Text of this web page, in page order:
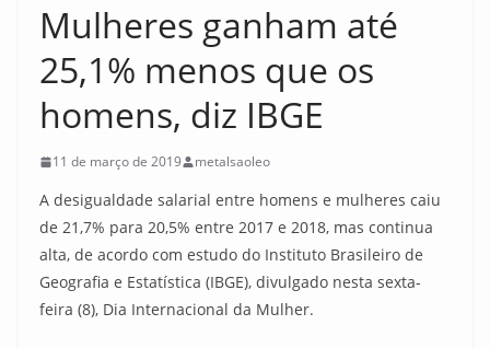
Mulheres ganham até
25,1% menos que os
homens, diz IBGE
11 de março de 2019 metalsaoleo
A desigualdade salarial entre homens e mulheres caiu
de 21,7% para 20,5% entre 2017 e 2018, mas continua
alta, de acordo com estudo do Instituto Brasileiro de
Geografia e Estatística (IBGE), divulgado nesta sexta-
feira (8), Dia Internacional da Mulher.